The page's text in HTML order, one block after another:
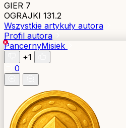
GIER 7
OGRAJKI 131.2
Wszystkie artykuły autora
Profil autora
PancernyMisiek
+1
0